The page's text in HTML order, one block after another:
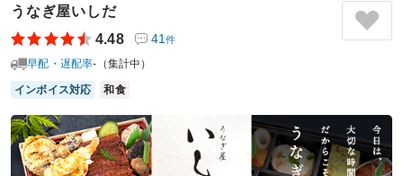
いてだけました。
丁寧に梱包、保冷され、指定時間に間に合うよう届けていた
だけました。
さすがロケ弁グランプリチャンピオンだけあり、フタを開け
た瞬間に期待が高まる美味しそうなお弁当が現れました。
あらゆる年齢層から大好評でした。
今回はDXカルビでしたが次回は違うお弁当にも挑戦させてい
ただきます。
うなぎ屋いしだ
4.48
41件
早配・遅配率-（集計中）
インボイス対応 和食